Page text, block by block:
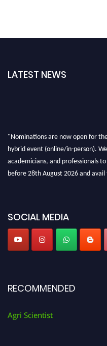
LATEST NEWS
"Nominations are now open for
hybrid event (online/in-person).
academicians, and professionals
before 28th August 2026 and
SOCIAL MEDIA
RECOMMENDED
Agri Scientist